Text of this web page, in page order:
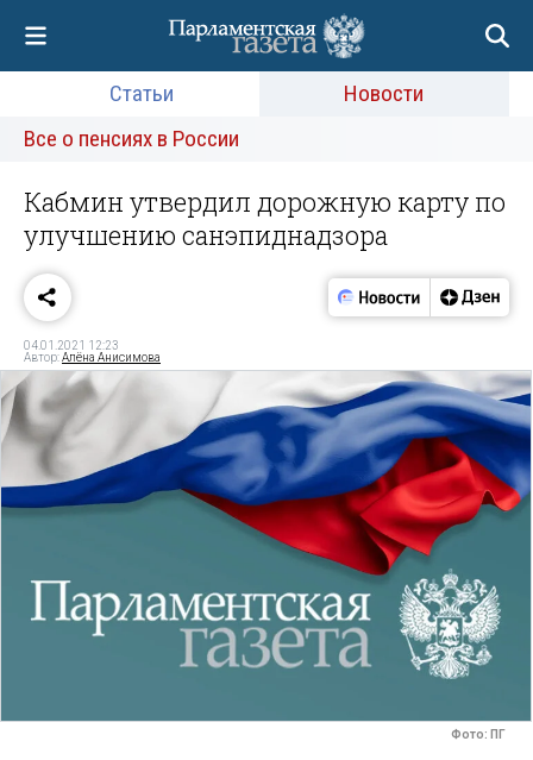
Статьи
Новости
Все о пенсиях в России
Кабмин утвердил дорожную карту по
улучшению санэпиднадзора
04.01.2021 12:23
Автор:Алёна Анисимова
Фото: ПГ